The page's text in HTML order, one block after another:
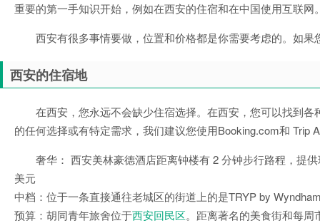
重要的第一手知识开始，例如在西安的住宿和在中国使用互联网
西安有很多事情要做，位置和价格都是你需要考虑的。如
西安的住宿地
在西安，您永远不会缺少住宿选择。在西安，您可以找到
的任何选择或有特定需求，我们建议您使用Booking.com和
奢华： 西安美林豪德酒店距离钟楼有 2 分钟步行路程，提
美元
中档：位于一条直接通往老城区的街道上的是TRYP by
预算：胡同青年旅舍位于西安回民区。距离著名的美食街和每